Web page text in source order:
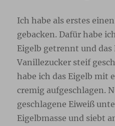
Ich habe als erstes
gebacken. Dafür habe
Eigelb getrennt und
Vanillezucker steif
habe ich das Eigelb mit
cremig aufgeschlagen.
geschlagene Eiweiß
Eigelbmasse und siebt